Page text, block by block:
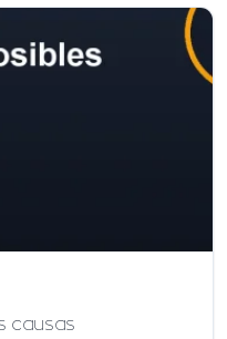
causas